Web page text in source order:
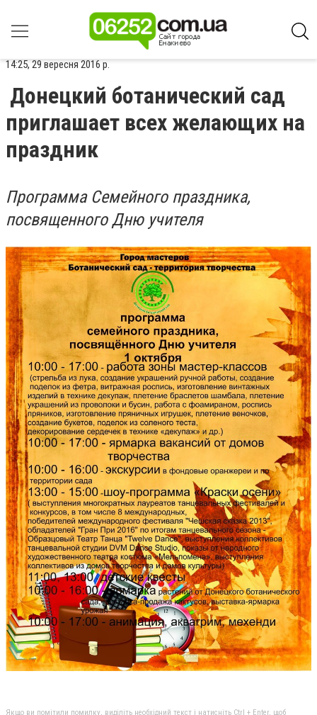
14:25, 29 вересня 2016 р.
Донецкий ботанический сад
приглашает всех желающих на
праздник
Программа Семейного праздника,
посвященного Дню учителя
Якщо ви помітили помилку, виділіть необхідний текст і натисніть Ctrl + Enter, щоб